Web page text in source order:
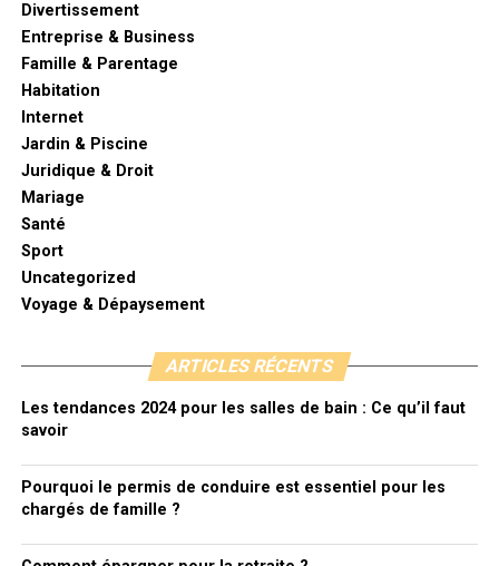
Divertissement
Entreprise & Business
Famille & Parentage
Habitation
Internet
Jardin & Piscine
Juridique & Droit
Mariage
Santé
Sport
Uncategorized
Voyage & Dépaysement
ARTICLES RÉCENTS
Les tendances 2024 pour les salles de bain : Ce qu’il faut
savoir
Pourquoi le permis de conduire est essentiel pour les
chargés de famille ?